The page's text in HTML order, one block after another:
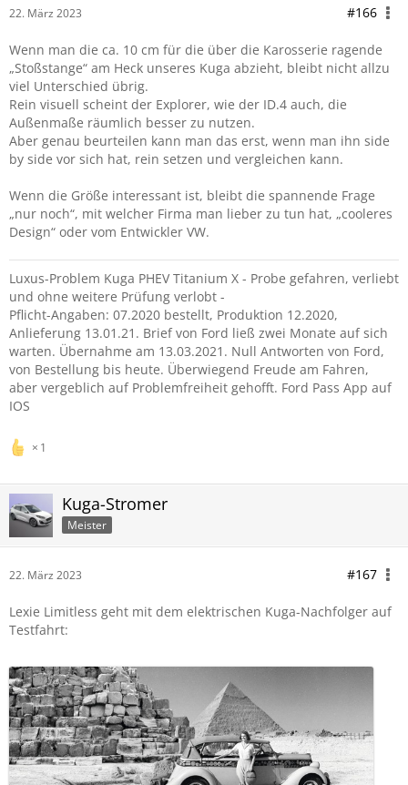
22. März 2023 #166
Wenn man die ca. 10 cm für die über die Karosserie ragende
„Stoßstange“ am Heck unseres Kuga abzieht, bleibt nicht allzu
viel Unterschied übrig.
Rein visuell scheint der Explorer, wie der ID.4 auch, die
Außenmaße räumlich besser zu nutzen.
Aber genau beurteilen kann man das erst, wenn man ihn side
by side vor sich hat, rein setzen und vergleichen kann.
Wenn die Größe interessant ist, bleibt die spannende Frage
„nur noch“, mit welcher Firma man lieber zu tun hat, „cooleres
Design“ oder vom Entwickler VW.
Luxus-Problem Kuga PHEV Titanium X - Probe gefahren, verliebt
und ohne weitere Prüfung verlobt -
Pflicht-Angaben: 07.2020 bestellt, Produktion 12.2020,
Anlieferung 13.01.21. Brief von Ford ließ zwei Monate auf sich
warten. Übernahme am 13.03.2021. Null Antworten von Ford,
von Bestellung bis heute. Überwiegend Freude am Fahren,
aber vergeblich auf Problemfreiheit gehofft. Ford Pass App auf
IOS
1
Kuga-Stromer
Meister
22. März 2023 #167
Lexie Limitless geht mit dem elektrischen Kuga-Nachfolger auf
Testfahrt: